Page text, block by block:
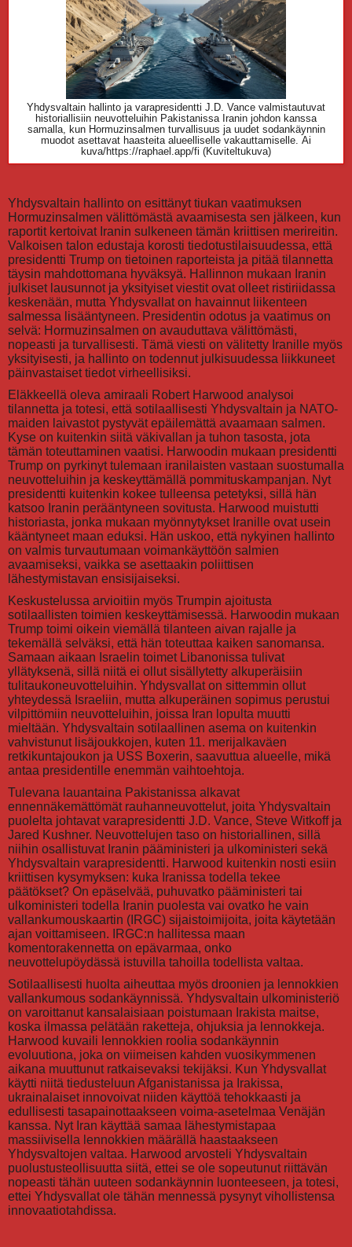
Yhdysvaltain hallinto ja varapresidentti J.D. Vance valmistautuvat
historiallisiin neuvotteluihin Pakistanissa Iranin johdon kanssa
samalla, kun Hormuzinsalmen turvallisuus ja uudet sodankäynnin
muodot asettavat haasteita alueelliselle vakauttamiselle. Ai
kuva/https://raphael.app/fi (Kuviteltukuva)
Yhdysvaltain hallinto on esittänyt tiukan vaatimuksen
Hormuzinsalmen välittömästä avaamisesta sen jälkeen, kun
raportit kertoivat Iranin sulkeneen tämän kriittisen merireitin.
Valkoisen talon edustaja korosti tiedotustilaisuudessa, että
presidentti Trump on tietoinen raporteista ja pitää tilannetta
täysin mahdottomana hyväksyä. Hallinnon mukaan Iranin
julkiset lausunnot ja yksityiset viestit ovat olleet ristiriidassa
keskenään, mutta Yhdysvallat on havainnut liikenteen
salmessa lisääntyneen. Presidentin odotus ja vaatimus on
selvä: Hormuzinsalmen on avauduttava välittömästi,
nopeasti ja turvallisesti. Tämä viesti on välitetty Iranille myös
yksityisesti, ja hallinto on todennut julkisuudessa liikkuneet
päinvastaiset tiedot virheellisiksi.
Eläkkeellä oleva amiraali Robert Harwood analysoi
tilannetta ja totesi, että sotilaallisesti Yhdysvaltain ja NATO-
maiden laivastot pystyvät epäilemättä avaamaan salmen.
Kyse on kuitenkin siitä väkivallan ja tuhon tasosta, jota
tämän toteuttaminen vaatisi. Harwoodin mukaan presidentti
Trump on pyrkinyt tulemaan iranilaisten vastaan suostumalla
neuvotteluihin ja keskeyttämällä pommituskampanjan. Nyt
presidentti kuitenkin kokee tulleensa petetyksi, sillä hän
katsoo Iranin perääntyneen sovitusta. Harwood muistutti
historiasta, jonka mukaan myönnytykset Iranille ovat usein
kääntyneet maan eduksi. Hän uskoo, että nykyinen hallinto
on valmis turvautumaan voimankäyttöön salmien
avaamiseksi, vaikka se asettaakin poliittisen
lähestymistavan ensisijaiseksi.
Keskustelussa arvioitiin myös Trumpin ajoitusta
sotilaallisten toimien keskeyttämisessä. Harwoodin mukaan
Trump toimi oikein viemällä tilanteen aivan rajalle ja
tekemällä selväksi, että hän toteuttaa kaiken sanomansa.
Samaan aikaan Israelin toimet Libanonissa tulivat
yllätyksenä, sillä niitä ei ollut sisällytetty alkuperäisiin
tulitaukoneuvotteluihin. Yhdysvallat on sittemmin ollut
yhteydessä Israeliin, mutta alkuperäinen sopimus perustui
vilpittömiin neuvotteluihin, joissa Iran lopulta muutti
mieltään. Yhdysvaltain sotilaallinen asema on kuitenkin
vahvistunut lisäjoukkojen, kuten 11. merijalkaväen
retkikuntajoukon ja USS Boxerin, saavuttua alueelle, mikä
antaa presidentille enemmän vaihtoehtoja.
Tulevana lauantaina Pakistanissa alkavat
ennennäkemättömät rauhanneuvottelut, joita Yhdysvaltain
puolelta johtavat varapresidentti J.D. Vance, Steve Witkoff ja
Jared Kushner. Neuvottelujen taso on historiallinen, sillä
niihin osallistuvat Iranin pääministeri ja ulkoministeri sekä
Yhdysvaltain varapresidentti. Harwood kuitenkin nosti esiin
kriittisen kysymyksen: kuka Iranissa todella tekee
päätökset? On epäselvää, puhuvatko pääministeri tai
ulkoministeri todella Iranin puolesta vai ovatko he vain
vallankumouskaartin (IRGC) sijaistoimijoita, joita käytetään
ajan voittamiseen. IRGC:n hallitessa maan
komentorakennetta on epävarmaa, onko
neuvottelupöydässä istuvilla tahoilla todellista valtaa.
Sotilaallisesti huolta aiheuttaa myös droonien ja lennokkien
vallankumous sodankäynnissä. Yhdysvaltain ulkoministeriö
on varoittanut kansalaisiaan poistumaan Irakista maitse,
koska ilmassa pelätään raketteja, ohjuksia ja lennokkeja.
Harwood kuvaili lennokkien roolia sodankäynnin
evoluutiona, joka on viimeisen kahden vuosikymmenen
aikana muuttunut ratkaisevaksi tekijäksi. Kun Yhdysvallat
käytti niitä tiedusteluun Afganistanissa ja Irakissa,
ukrainalaiset innovoivat niiden käyttöä tehokkaasti ja
edullisesti tasapainottaakseen voima-asetelmaa Venäjän
kanssa. Nyt Iran käyttää samaa lähestymistapaa
massiivisella lennokkien määrällä haastaakseen
Yhdysvaltojen valtaa. Harwood arvosteli Yhdysvaltain
puolustusteollisuutta siitä, ettei se ole sopeutunut riittävän
nopeasti tähän uuteen sodankäynnin luonteeseen, ja totesi,
ettei Yhdysvallat ole tähän mennessä pysynyt vihollistensa
innovaatiotahdissa.